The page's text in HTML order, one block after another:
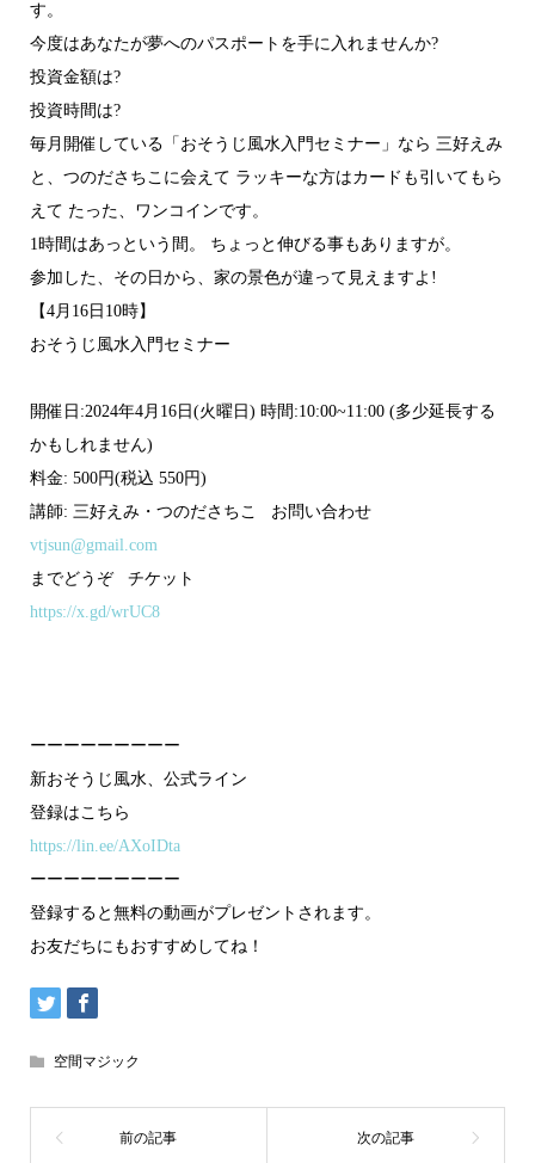
す。
今度はあなたが夢へのパスポートを手に入れませんか?
投資金額は?
投資時間は?
毎月開催している「おそうじ風水入門セミナー」なら 三好えみ
と、つのださちこに会えて ラッキーな方はカードも引いてもら
えて たった、ワンコインです。
1時間はあっという間。 ちょっと伸びる事もありますが。
参加した、その日から、家の景色が違って見えますよ!
【4月16日10時】
おそうじ風水入門セミナー
開催日:2024年4月16日(火曜日) 時間:10:00~11:00 (多少延長する
かもしれません)
料金: 500円(税込 550円)
講師: 三好えみ・つのださちこ お問い合わせ
vtjsun@gmail.com
までどうぞ チケット
https://x.gd/wrUC8
ーーーーーーーーー
新おそうじ風水、公式ライン
登録はこちら
https://lin.ee/AXoIDta
ーーーーーーーーー
登録すると無料の動画がプレゼントされます。
お友だちにもおすすめしてね！
空間マジック